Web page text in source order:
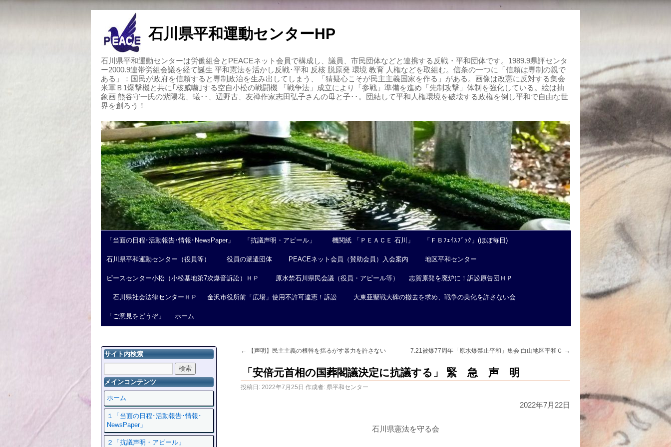
石川県平和運動センターHP
石川県平和運動センターは労働組合とPEACEネット会員で構成し、議員、市民団体などと連携する反戦・平和団体です。1989.9県評センタ
ー2000.9連帯労組会議を経て誕生 平和憲法を活かし反戦･平和 反核 脱原発 環境 教育 人権などを取組む。信条の一つに「信頼は専制の親で
ある」：国民が政府を信頼すると専制政治を生み出してしまう、「猜疑心こそが民主主義国家を作る」がある。画像は改憲に反対する集会
米軍Ｂ1爆撃機と共に｢核威嚇｣する空自小松の戦闘機 「戦争法」成立により「参戦」準備を進め「先制攻撃」体制を強化している。絵は抽
象画 熊谷守一氏の紫陽花、蟻･･、辺野古、友禅作家志田弘子さんの母と子･･。団結して平和人権環境を破壊する政権を倒し平和で自由な世
界を創ろう！
「当面の日程･活動報告･情報･NewsPaper」 「抗議声明・アピール」 機関紙 「ＰＥＡＣＥ 石川」 「ＦＢﾌｪｲｽﾌﾞｯｸ」(ほぼ毎日)
石川県平和運動センター（役員等） 役員の派遣団体 PEACEネット会員（賛助会員）入会案内 地区平和センター
ピースセンター小松（小松基地第7次爆音訴訟）ＨＰ 原水禁石川県民会議（役員・アピール等） 志賀原発を廃炉に！訴訟原告団ＨＰ
石川県社会法律センターＨＰ 金沢市役所前「広場」使用不許可違憲！訴訟 大東亜聖戦大碑の撤去を求め、戦争の美化を許さない会
「ご意見をどうぞ」 ホーム
← 【声明】民主主義の根幹を揺るがす暴力を許さない 7.21被爆77周年「原水爆禁止平和」集会 白山地区平和Ｃ →
「安倍元首相の国葬閣議決定に抗議する」 緊 急 声 明
投稿日: 2022年7月25日 作成者: 県平和センター
2022年7月22日
石川県憲法を守る会
サイト内検索
メインコンテンツ
ホーム
１「当面の日程･活動報告･情報･
NewsPaper」
２「抗議声明・アピール」